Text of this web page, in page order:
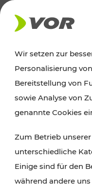
AKTUELLES
Ausflugstipps
Wien,
Wanderungen,
Radtouren oder
Attraktionen sind
Angeboten des
Wir setzen zur
Personalisierung
Bereitstellung von
sowie Analyse von
genannte Cookies
Zum Betrieb
unterschiedliche
Einige sind für den
während andere uns